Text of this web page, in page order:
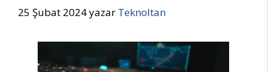
25 Şubat 2024yazar Teknoltan